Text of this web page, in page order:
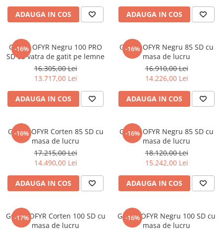
ADAUGA IN COS ADAUGA IN COS
-16%
Gratar OFYR Negru 100 PRO
SD cu vatra de gatit pe lemne
16.305,00 Lei
13.717,00 Lei
ADAUGA IN COS
-16%
Gratar OFYR Negru 85 SD cu
masa de lucru
16.910,00 Lei
14.226,00 Lei
ADAUGA IN COS
-16%
Gratar OFYR Corten 85 SD cu
masa de lucru
17.215,00 Lei
14.490,00 Lei
ADAUGA IN COS
-16%
Gratar OFYR Negru 85 SD cu
masa de lucru
18.120,00 Lei
15.242,00 Lei
ADAUGA IN COS
-17%
Gratar OFYR Corten 100 SD cu
masa de lucru
-16%
Gratar OFYR Negru 100 SD cu
masa de lucru